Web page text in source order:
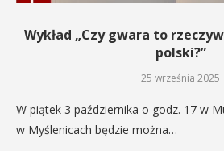
Wykład „Czy gwara to
polski?”
25 września 2025
W piątek 3 października o godz. 17 w
w Myślenicach będzie można…